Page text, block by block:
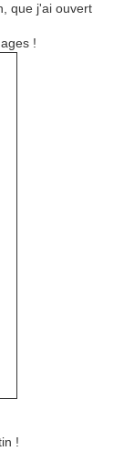
que j'ai ouvert
!
!